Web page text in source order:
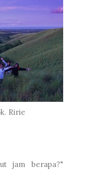
Ririe
jam berapa?"